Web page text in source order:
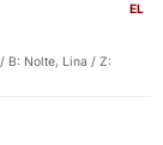
EL
B: Nolte, Lina / Z: